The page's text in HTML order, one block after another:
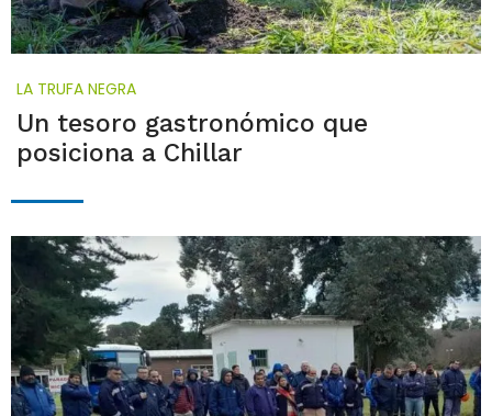
LA TRUFA NEGRA
Un tesoro gastronómico que
posiciona a Chillar